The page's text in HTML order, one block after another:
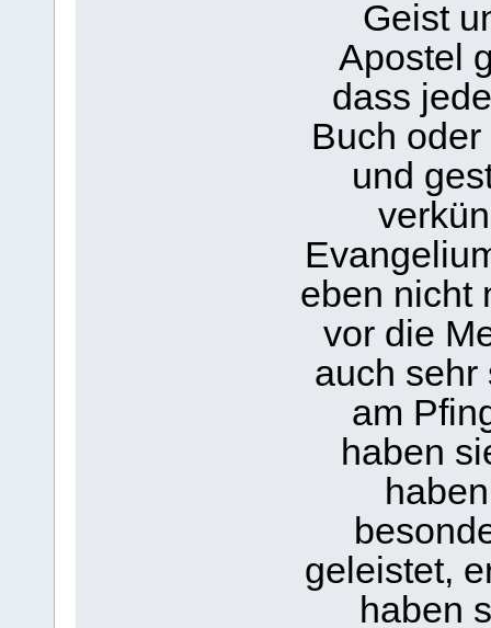
Geist
Apostel
dass
Buch
und
eben nicht
vor die
auch sehr
am
haben
geleistet,
haben